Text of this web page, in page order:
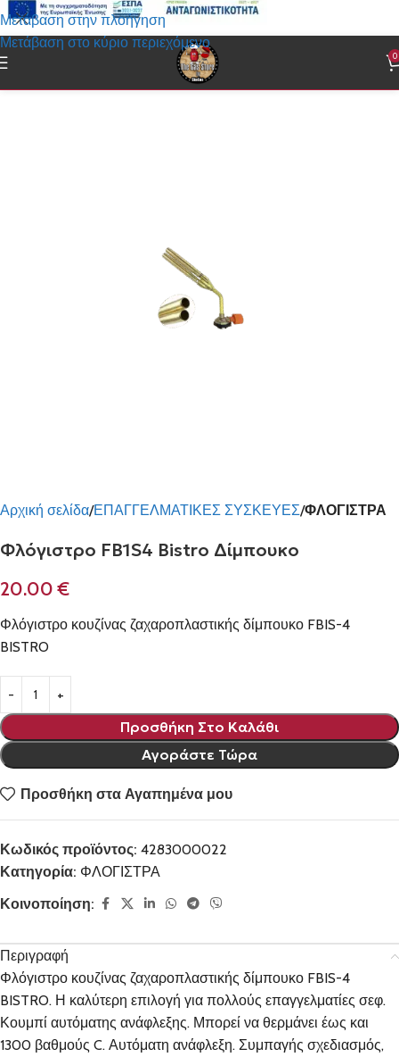
Μετάβαση στην πλοήγηση
Μετάβαση στο κύριο περιεχόμενο
0
Αρχική σελίδα ΕΠΑΓΓΕΛΜΑΤΙΚΕΣ ΣΥΣΚΕΥΕΣ ΦΛΟΓΙΣΤΡΑ
Φλόγιστρο FB1S4 Bistro Δίμπουκο
20.00€
Φλόγιστρο κουζίνας ζαχαροπλαστικής δίμπουκο FBIS-4
BISTRO
Προσθήκη Στο Καλάθι
Αγοράστε Τώρα
Προσθήκη στα Αγαπημένα μου
Κωδικός προϊόντος: 4283000022
Κατηγορία: ΦΛΟΓΙΣΤΡΑ
Κοινοποίηση:
Περιγραφή
Φλόγιστρο κουζίνας ζαχαροπλαστικής δίμπουκο FBIS-4
BISTRO. Η καλύτερη επιλογή για πολλούς επαγγελματίες σεφ.
Κουμπί αυτόματης ανάφλεξης. Μπορεί να θερμάνει έως και
1300 βαθμούς C. Αυτόματη ανάφλεξη. Συμπαγής σχεδιασμός,